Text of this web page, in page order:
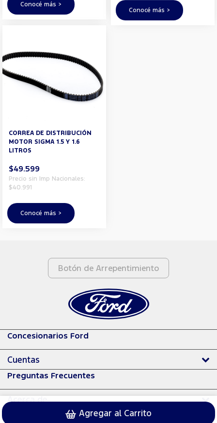
Agregar al Carrito
Conocé más >
Conocé más >
CORREA DE DISTRIBUCIÓN
MOTOR SIGMA 1.5 Y 1.6
LITROS
$49.599
Precio sin Imp Nacionales:
$40.991
Conocé más >
Botón de Arrepentimiento
Concesionarios Ford
Cuentas
Preguntas Frecuentes
Acerca de